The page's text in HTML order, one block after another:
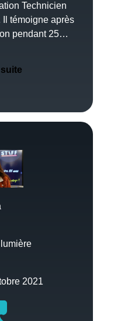
Technicien
Il témoigne après
pendant 25…
2021